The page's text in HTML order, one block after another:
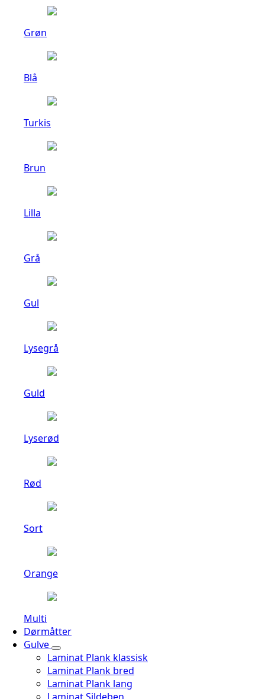
Grøn
Blå
Turkis
Brun
Lilla
Grå
Gul
Lysegrå
Guld
Lyserød
Rød
Sort
Orange
Multi
Dørmåtter
Gulve
Laminat Plank klassisk
Laminat Plank bred
Laminat Plank lang